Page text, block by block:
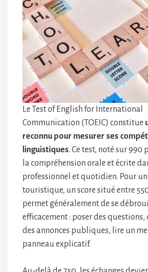
Le Test of English for International
Communication (TOEIC) constitue
reconnu pour mesurer ses
linguistiques. Ce test, noté sur 990
la compréhension orale et écrite
professionnel et quotidien. Pour
touristique, un score situé entre
permet généralement de se
efficacement : poser des questions,
des annonces publiques, lire un
panneau explicatif.